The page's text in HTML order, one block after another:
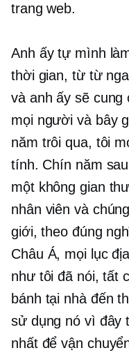
trang web.
Anh ấy tự mình
thời gian, từ từ
và anh ấy sẽ cung
mọi người và bây
năm trôi qua, tôi
tính. Chín năm
một không gian
nhân viên và
giới, theo đúng
Châu Á, mọi lục
như tôi đã nói, tất
bánh tại nhà đến
sử dụng nó vì đây
nhất để vận